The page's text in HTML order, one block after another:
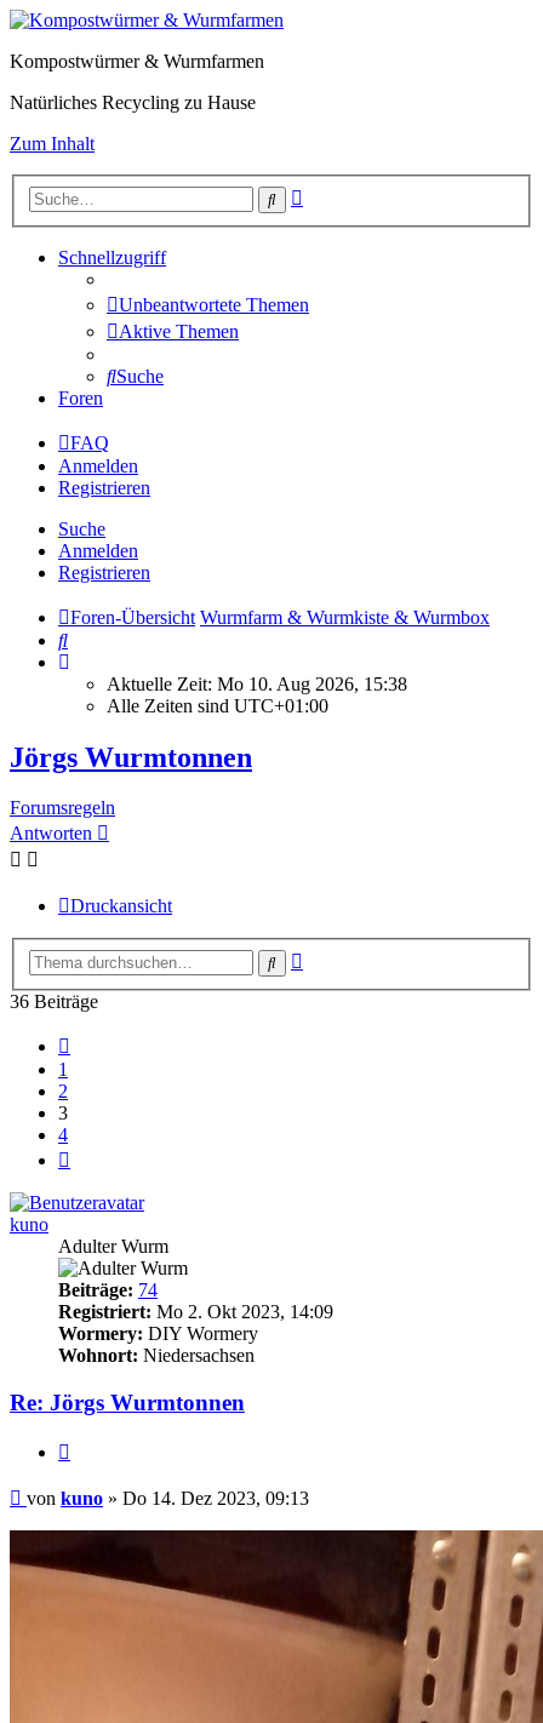
Kompostwürmer & Wurmfarmen
Natürliches Recycling zu Hause
Zum Inhalt
Suche
Schnellzugriff
Unbeantwortete Themen
Aktive Themen
Suche
Foren
FAQ
Anmelden
Registrieren
Suche
Anmelden
Registrieren
Foren-Übersicht Wurmfarm & Wurmkiste & Wurmbox
Suche
Aktuelle Zeit: Mo 10. Aug 2026, 15:38
Alle Zeiten sind UTC+01:00
Jörgs Wurmtonnen
Forumsregeln
Antworten
Druckansicht
Suche
36 Beiträge
1
2
3
4
kuno
Adulter Wurm
Beiträge: 74
Registriert: Mo 2. Okt 2023, 14:09
Wormery: DIY Wormery
Wohnort: Niedersachsen
Re: Jörgs Wurmtonnen
Beitrag
von kuno » Do 14. Dez 2023, 09:13